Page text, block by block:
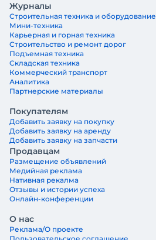
Журналы
Строительная техника и оборудование
Мини-техника
Карьерная и горная техника
Строительство и ремонт дорог
Подъемная техника
Складская техника
Коммерческий транспорт
Аналитика
Партнерские материалы
Покупателям
Добавить заявку на покупку
Добавить заявку на аренду
Добавить заявку на запчасти
Продавцам
Размещение объявлений
Медийная реклама
Нативная рекалма
Отзывы и истории успеха
Онлайн-конференции
О нас
Реклама/О проекте